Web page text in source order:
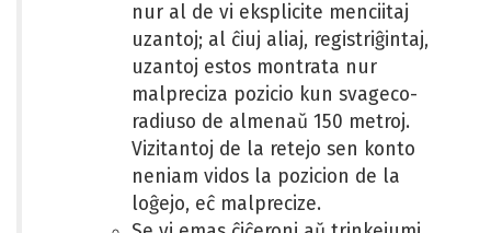
nur al de vi eksplicite menciitaj
uzantoj; al ĉiuj aliaj, registriĝintaj,
uzantoj estos montrata nur
malpreciza pozicio kun svageco-
radiuso de almenaŭ 150 metroj.
Vizitantoj de la retejo sen konto
neniam vidos la pozicion de la
loĝejo, eĉ malprecize.